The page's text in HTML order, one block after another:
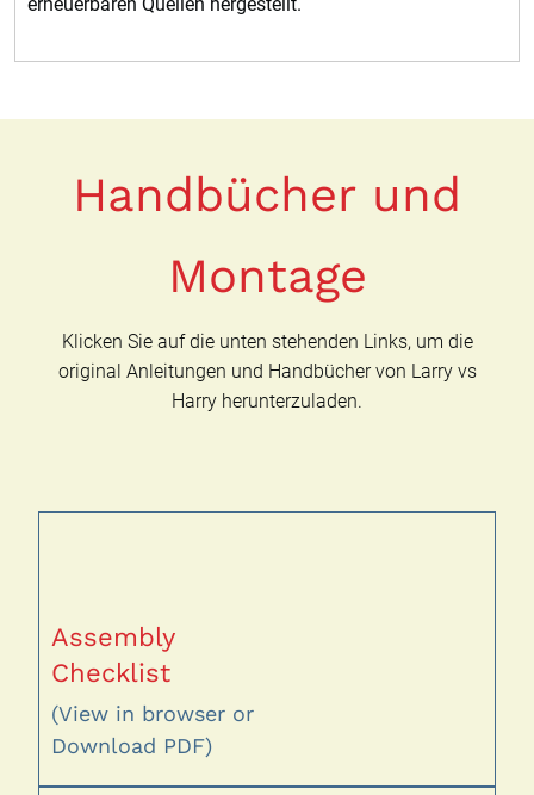
Handbücher und
Montage
Klicken Sie auf die unten stehenden Links, um die
original Anleitungen und Handbücher von Larry vs
Harry herunterzuladen.
Assembly
Checklist
(View in browser or
Download PDF)